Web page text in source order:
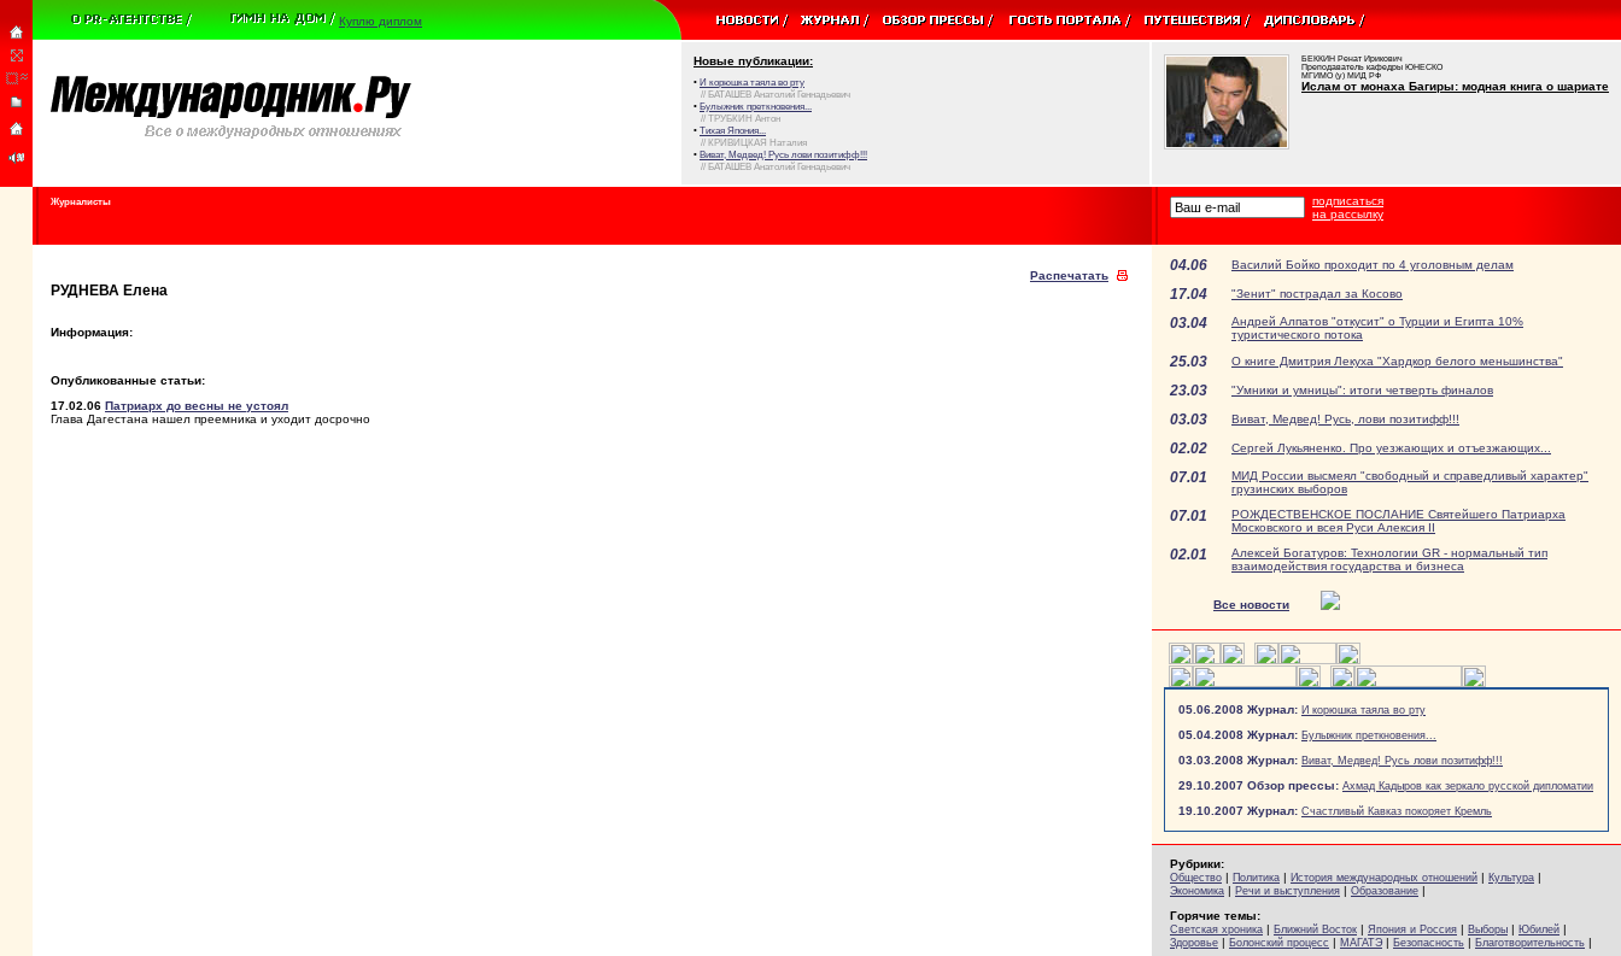
Куплю диплом
Новые публикации:
• И корюшка таяла во рту
// БАТАШЕВ Анатолий Геннадьевич
• Булыжник преткновения...
// ТРУБКИН Антон
• Тихая Япония...
// КРИВИЦКАЯ Наталия
• Виват, Медвед! Русь лови позитифф!!!
// БАТАШЕВ Анатолий Геннадьевич
БЕККИН Ренат Ирикович
Преподаватель кафедры ЮНЕСКО
МГИМО (у) МИД РФ
Ислам от монаха Багиры: модная книга о шариате
Журналисты
подписаться
на рассылку
Распечатать
РУДНЕВА Елена
Информация:
Опубликованные статьи:
17.02.06 Патриарх до весны не устоял
Глава Дагестана нашел преемника и уходит досрочно
04.06 Василий Бойко проходит по 4 уголовным делам
17.04 "Зенит" пострадал за Косово
03.04
Андрей Алпатов "откусит" о Турции и Египта 10%
туристического потока
25.03 О книге Дмитрия Лекуха "Хардкор белого меньшинства"
23.03 "Умники и умницы": итоги четверть финалов
03.03 Виват, Медвед! Русь, лови позитифф!!!
02.02 Сергей Лукьяненко. Про уезжающих и отъезжающих...
07.01
МИД России высмеял "свободный и справедливый характер"
грузинских выборов
07.01
РОЖДЕСТВЕНСКОЕ ПОСЛАНИЕ Святейшего Патриарха
Московского и всея Руси Алексия II
02.01
Алексей Богатуров: Технологии GR - нормальный тип
взаимодействия государства и бизнеса
Все новости
05.06.2008 Журнал: И корюшка таяла во рту
05.04.2008 Журнал: Булыжник преткновения...
03.03.2008 Журнал: Виват, Медвед! Русь лови позитифф!!!
29.10.2007 Обзор прессы: Ахмад Кадыров как зеркало русской дипломатии
19.10.2007 Журнал: Счастливый Кавказ покоряет Кремль
Рубрики:
Общество | Политика | История международных отношений | Культура |
Экономика | Речи и выступления | Образование |
Горячие темы:
Светская хроника | Ближний Восток | Япония и Россия | Выборы | Юбилей |
Здоровье | Болонский процесс | МАГАТЭ | Безопасность | Благотворительность |